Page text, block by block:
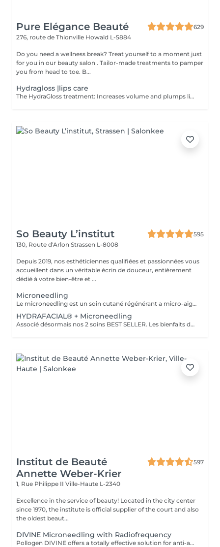
Pure Elégance Beauté
629
276, route de Thionville Howald L-5884
Do you need a wellness break? Treat yourself to a moment just
for you in our beauty salon . Tailor-made treatments to pamper
you from head to toe. B...
Hydragloss |lips care
The HydraGloss treatment: Increases volume and plumps lips Cares for and moisturizes the lips Diminishes fine lines and wrinkles Contraindication: - with active herpes - open wounds - warts - bruises
So Beauty L’institut
595
130, Route d'Arlon Strassen L-8008
Depuis 2019, nos esthéticiennes qualifiées et passionnées vous
accueillent dans un véritable écrin de douceur, entièrement
dédié à votre bien-être et ...
Microneedling
Le microneedling est un soin cutané régénérant a micro-aiguilles permettant de réduire les signes de l'âge et de raviver l'éclat de votre peau, il aide aussi a effacer les traces d'acné, les cicatrices. Un véritable soin qui resserre les pores dilatés , lisse la peau, estimes les rides et ridules grâce au sérum à l'acide hyaluronique. + LED visage et mains
HYDRAFACIAL® + Microneedling
Associé désormais nos 2 soins BEST SELLER. Les bienfaits de l'hydrafacial et du Microneedling pour un effet optimale sur votre peau. Une peau saine, propre, un effet GLOW instantanément, action anti-rides.
Institut de Beauté
Annette Weber-Krier
597
1, Rue Philippe II Ville-Haute L-2340
Excellence in the service of beauty! Located in the city center
since 1970, the institute is official supplier of the court and also
the oldest beaut...
DIVINE Microneedling with Radiofrequency
Pollogen DIVINE offers a totally effective solution for anti-aging treatments, but also for more difficult-to-treat areas such as the neck, lip contours and eyes. It is a unique combination of 3 medico-aesthetic technologies (VoluDerm microneedling RF + TriFractional + Ultrasound) which allows the renewal of the dermis and the epidermis. The result is significant and clearly visible, the skin looks young. The DIVINE Pollogen offers more volume, reduction of scars, firming of the skin and this without pain, without bruising, without bleeding and without revalidation time.